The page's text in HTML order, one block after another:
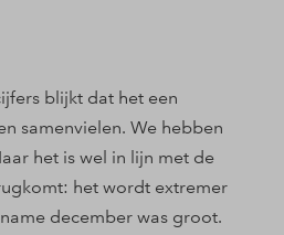
blijkt dat het een
samenvielen. We hebben
het is wel in lijn met de
het wordt extremer
december was groot.